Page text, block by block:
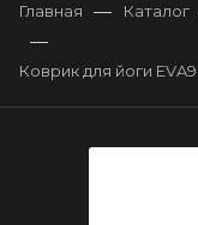
Главная — Каталог
—
Коврик для йоги